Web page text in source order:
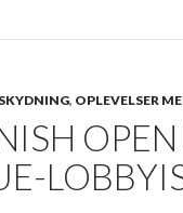
, OPLEVELSER